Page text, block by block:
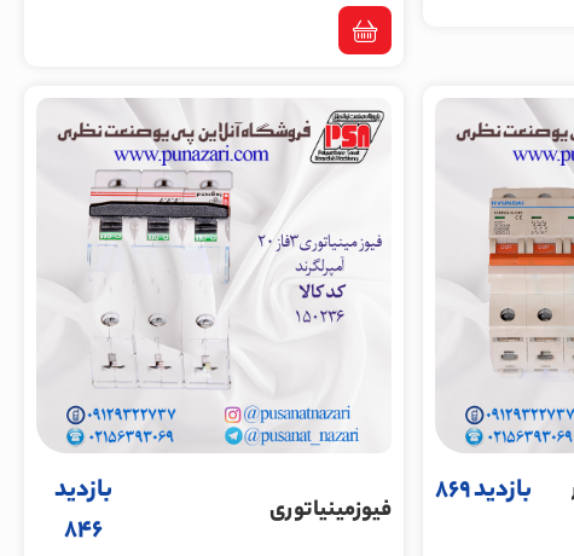
بازدید 869
فیوزمینیاتوری
بازدید
846